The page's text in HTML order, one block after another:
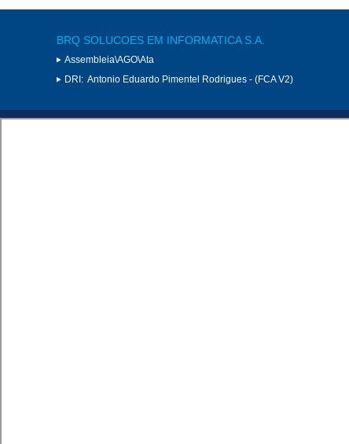
BRQ SOLUCOES EM INFORMATICA S.A.
Assembleia\AGO\Ata
DRI: Antonio Eduardo Pimentel Rodrigues - (FCA V2)